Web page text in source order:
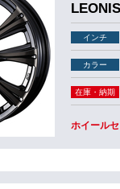
インチ
カラー
在庫・納期
ホイール